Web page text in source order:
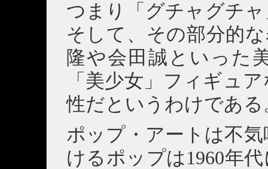
つまり「グチャグチ
そして、その部分的
隆や会田誠といった
「美少女」フィギュ
性だというわけである
ポップ・アートは不
けるポップは1960年